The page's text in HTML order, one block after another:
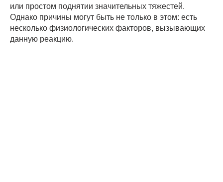
или простом поднятии значительных тяжестей.
Однако причины могут быть не только в этом: есть
несколько физиологических факторов, вызывающих
данную реакцию.